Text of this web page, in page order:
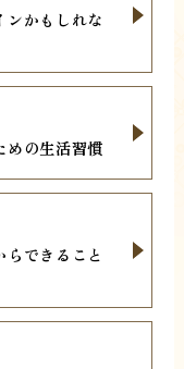
かもしれな
めの生活習慣
できること